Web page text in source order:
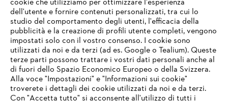
Domande frequenti
Assistenza
IHR BROWSER WIRD NICHT
UNTERSTÜTZT
cookie che utilizziamo per ottimizzare l'esperienza
dell'utente e fornire contenuti personalizzati, tra cui lo
studio del comportamento degli utenti, l'efficacia della
pubblicità e la creazione di profili utente completi, vengono
impostati solo con il vostro consenso. I cookie sono
utilizzati da noi e da terzi (ad es. Google o Tealium). Queste
terze parti possono trattare i vostri dati personali anche al
di fuori dello Spazio Economico Europeo o della Svizzera.
Alla voce "Impostazioni" e "Informazioni sui cookie"
troverete i dettagli dei cookie utilizzati da noi e da terzi.
Con "Accetta tutto" si acconsente all'utilizzo di tutti i